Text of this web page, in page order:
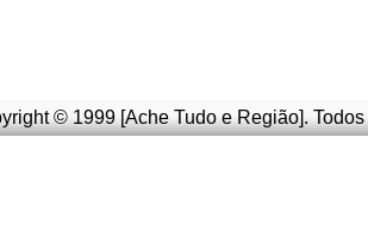
© 1999 [Ache Tudo e Região].